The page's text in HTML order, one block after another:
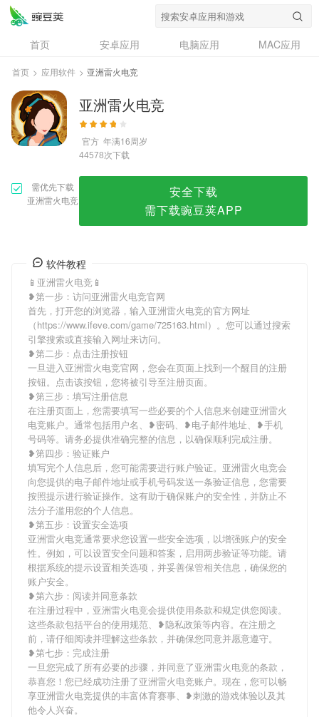
首页 安卓应用 电脑应用
MAC应用
资讯
专题
问答
首页 > 应用软件 > 亚洲雷火电竞
亚洲雷火电竞
官方 年满16周岁
44578次下载
需优先下载
亚洲雷火电竞
安全下载
需下载豌豆荚APP
软件教程
📱亚洲雷火电竞📱
❥第一步：访问亚洲雷火电竞官网
首先，打开您的浏览器，输入亚洲雷火电竞的官方网址
（https://www.ifeve.com/game/725163.html）。您可以通过搜索
引擎搜索或直接输入网址来访问。
❥第二步：点击注册按钮
一旦进入亚洲雷火电竞官网，您会在页面上找到一个醒目的注册
按钮。点击该按钮，您将被引导至注册页面。
❥第三步：填写注册信息
在注册页面上，您需要填写一些必要的个人信息来创建亚洲雷火
电竞账户。通常包括用户名、❥密码、❥电子邮件地址、❥手机
号码等。请务必提供准确完整的信息，以确保顺利完成注册。
❥第四步：验证账户
填写完个人信息后，您可能需要进行账户验证。亚洲雷火电竞会
向您提供的电子邮件地址或手机号码发送一条验证信息，您需要
按照提示进行验证操作。这有助于确保账户的安全性，并防止不
法分子滥用您的个人信息。
❥第五步：设置安全选项
亚洲雷火电竞通常要求您设置一些安全选项，以增强账户的安全
性。例如，可以设置安全问题和答案，启用两步验证等功能。请
根据系统的提示设置相关选项，并妥善保管相关信息，确保您的
账户安全。
❥第六步：阅读并同意条款
在注册过程中，亚洲雷火电竞会提供使用条款和规定供您阅读。
这些条款包括平台的使用规范、❥隐私政策等内容。在注册之
前，请仔细阅读并理解这些条款，并确保您同意并愿意遵守。
❥第七步：完成注册
一旦您完成了所有必要的步骤，并同意了亚洲雷火电竞的条款，
恭喜您！您已经成功注册了亚洲雷火电竞账户。现在，您可以畅
享亚洲雷火电竞提供的丰富体育赛事、❥刺激的游戏体验以及其
他令人兴奋。